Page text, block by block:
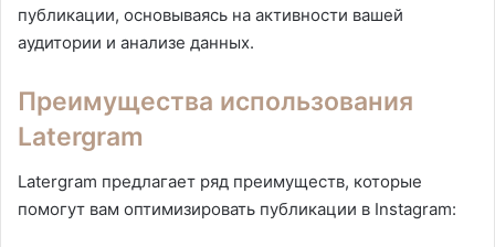
публикации, основываясь на активности вашей
аудитории и анализе данных.
Преимущества использования
Latergram
Latergram предлагает ряд преимуществ, которые
помогут вам оптимизировать публикации в Instagram: